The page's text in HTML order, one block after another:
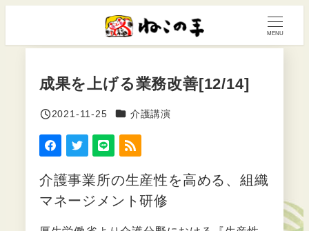
MENU
成果を上げる業務改善[12/14]
投稿日
2021-11-25 カテゴリー
介護講演
介護事業所の生産性を高める、組織
マネージメント研修